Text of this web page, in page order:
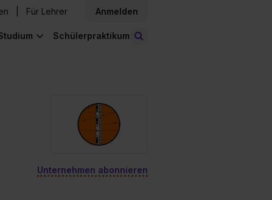
Für Lehrer Anmelden
Schülerpraktikum
Unternehmen abonnieren